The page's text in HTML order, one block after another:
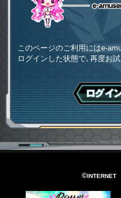
このページのご利用にはe-
ログインした状態で､再度お試
ログイン
©INTERNET